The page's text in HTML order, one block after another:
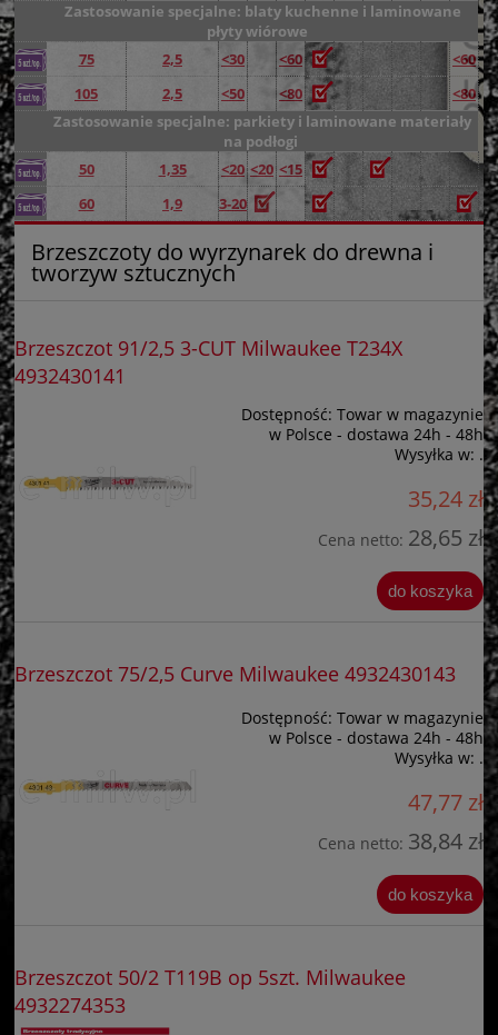
Zastosowanie specjalne: blaty kuchenne i laminowane
płyty wiórowe
75
2,5 <30 <60
<60
105
2,5 <50 <80
<80
Zastosowanie specjalne: parkiety i laminowane materiały
na podłogi
50
1,35 <20 <20 <15
60
1,9 3-20
Brzeszczoty do wyrzynarek do drewna i
tworzyw sztucznych
Brzeszczot 91/2,5 3-CUT Milwaukee T234X
4932430141
Dostępność: Towar w magazynie
w Polsce - dostawa 24h - 48h
Wysyłka w: .
35,24 zł
Cena netto: 28,65 zł
do koszyka
Brzeszczot 75/2,5 Curve Milwaukee 4932430143
Dostępność: Towar w magazynie
w Polsce - dostawa 24h - 48h
Wysyłka w: .
47,77 zł
Cena netto: 38,84 zł
do koszyka
Brzeszczot 50/2 T119B op 5szt. Milwaukee
4932274353